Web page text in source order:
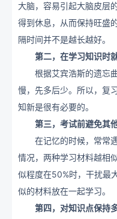
大脑，容易引起大脑皮层
得到休息，从而保持旺盛
隔时间并不是越长越好。
第二，在学习知识时
根据艾宾浩斯的遗忘曲
慢，先多后少。所以，复
知新是很有必要的。
第三，考试前避免其
在记忆的时候，常常遇
情况，两种学习材料越相
似程度在50%时，干扰最
似的材料放在一起学习。
第四，对知识点保持